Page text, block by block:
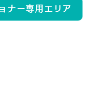
ナー専用エリア